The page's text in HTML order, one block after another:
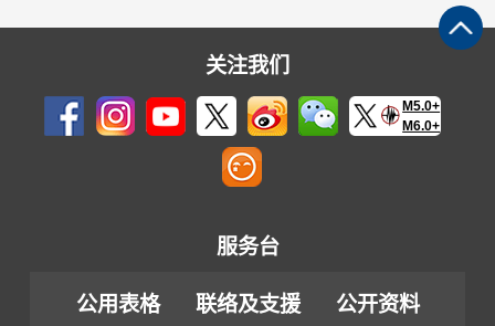
关注我们
M5.0+
M6.0+
服务台
公用表格 联络及支援
公开资料